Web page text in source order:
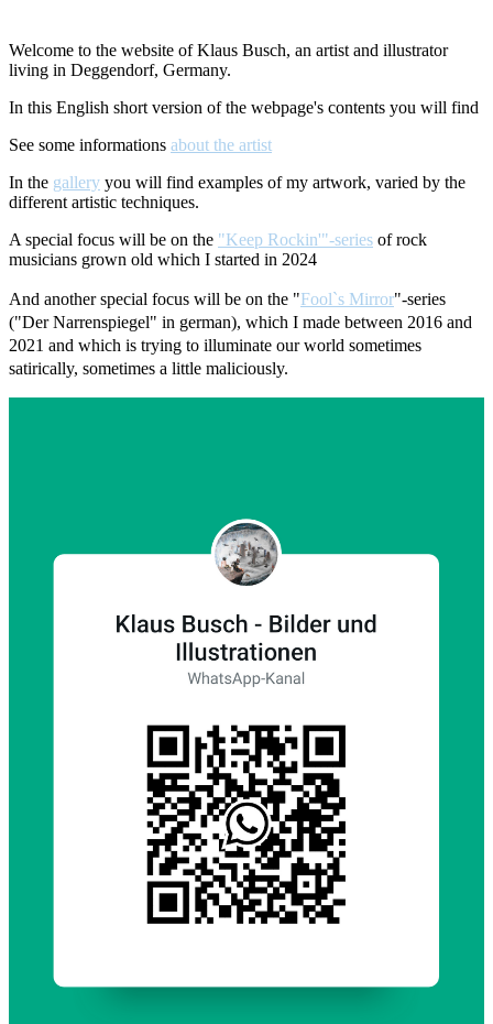
Welcome to the website of Klaus Busch, an artist and illustrator
living in Deggendorf, Germany.
In this English short version of the webpage's contents you will find
See some informations about the artist
In the gallery you will find examples of my artwork, varied by the
different artistic techniques.
A special focus will be on the "Keep Rockin'"-series of rock
musicians grown old which I started in 2024
And another special focus will be on the "Fool`s Mirror"-series
("Der Narrenspiegel" in german), which I made between 2016 and
2021 and which is trying to illuminate our world sometimes
satirically, sometimes a little maliciously.